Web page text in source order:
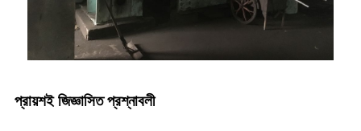
প্রায়শই জিজ্ঞাসিত প্রশ্নাবলী